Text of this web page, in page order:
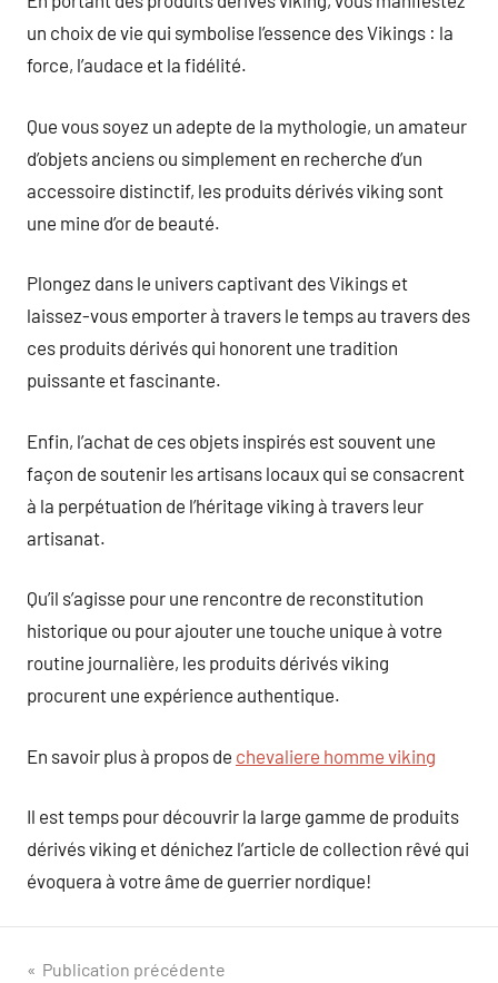
un choix de vie qui symbolise l’essence des Vikings : la
force, l’audace et la fidélité.
Que vous soyez un adepte de la mythologie, un amateur
d’objets anciens ou simplement en recherche d’un
accessoire distinctif, les produits dérivés viking sont
une mine d’or de beauté.
Plongez dans le univers captivant des Vikings et
laissez-vous emporter à travers le temps au travers des
ces produits dérivés qui honorent une tradition
puissante et fascinante.
Enfin, l’achat de ces objets inspirés est souvent une
façon de soutenir les artisans locaux qui se consacrent
à la perpétuation de l’héritage viking à travers leur
artisanat.
Qu’il s’agisse pour une rencontre de reconstitution
historique ou pour ajouter une touche unique à votre
routine journalière, les produits dérivés viking
procurent une expérience authentique.
En savoir plus à propos de chevaliere homme viking
Il est temps pour découvrir la large gamme de produits
dérivés viking et dénichez l’article de collection rêvé qui
évoquera à votre âme de guerrier nordique!
Navigation
Publication précédente